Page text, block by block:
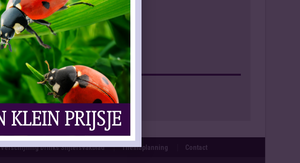
Facebook
Verschijning Drinks Slijtersvakblad Themaplanning Contact